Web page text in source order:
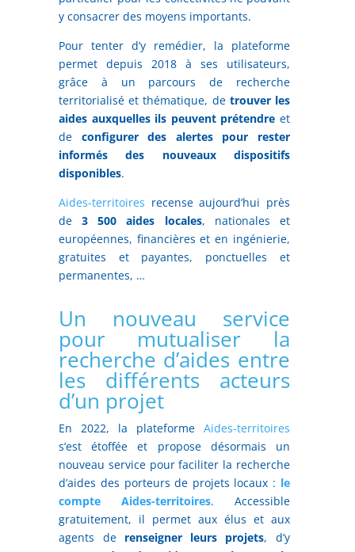
y consacrer des moyens importants.
Pour tenter d’y remédier, la plateforme
permet depuis 2018 à ses utilisateurs,
grâce à un parcours de recherche
territorialisé et thématique, de trouver les
aides auxquelles ils peuvent prétendre et
de configurer des alertes pour rester
informés des nouveaux dispositifs
disponibles.
Aides-territoires recense aujourd’hui près
de3 500 aides locales, nationales et
européennes, financières et en ingénierie,
gratuites et payantes, ponctuelles et
permanentes, …
Un nouveau service
pour mutualiser la
recherche d’aides entre
les différents acteurs
d’un projet
En 2022, la plateforme Aides-territoires
s’est étoffée et propose désormais un
nouveau service pour faciliter la recherche
d’aides des porteurs de projets locaux : le
compte Aides-territoires. Accessible
gratuitement, il permet aux élus et aux
agents de renseigner leurs projets, d’y